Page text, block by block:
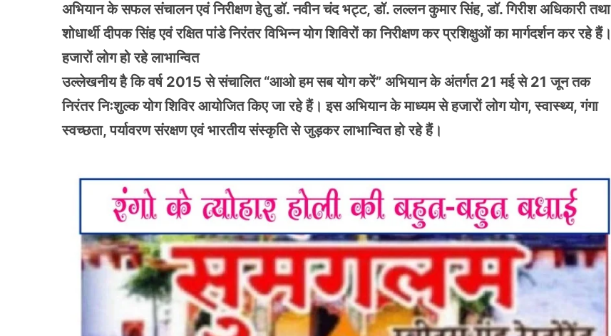
अभियान के सफल संचालन एवं निरीक्षण हेतु डॉ. नवीन चंद भट्ट, डॉ. लल्लन कुमार सिंह, डॉ. गिरीश अधिकारी तथा
शोधार्थी दीपक सिंह एवं रक्षित पांडे निरंतर विभिन्न योग शिविरों का निरीक्षण कर प्रशिक्षुओं का मार्गदर्शन कर रहे हैं।
हजारों लोग हो रहे लाभान्वित
उल्लेखनीय है कि वर्ष 2015 से संचालित “आओ हम सब योग करें” अभियान के अंतर्गत 21 मई से 21 जून तक
निरंतर निःशुल्क योग शिविर आयोजित किए जा रहे हैं। इस अभियान के माध्यम से हजारों लोग योग, स्वास्थ्य, गंगा
स्वच्छता, पर्यावरण संरक्षण एवं भारतीय संस्कृति से जुड़कर लाभान्वित हो रहे हैं।